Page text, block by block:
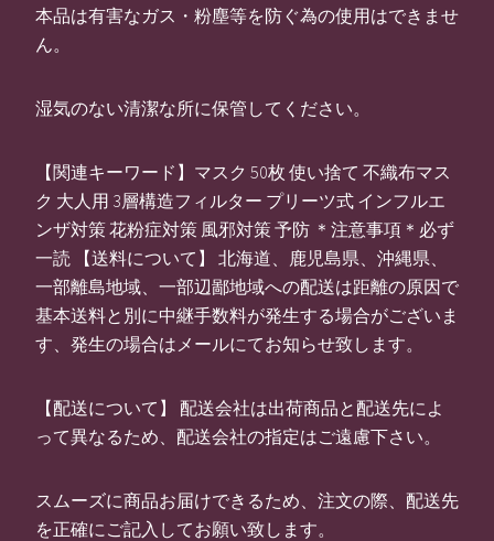
本品は有害なガス・粉塵等を防ぐ為の使用はできませ
ん。
湿気のない清潔な所に保管してください。
【関連キーワード】マスク 50枚 使い捨て 不織布マス
ク 大人用 3層構造フィルター プリーツ式 インフルエ
ンザ対策 花粉症対策 風邪対策 予防 ＊注意事項＊必ず
一読 【送料について】 北海道、鹿児島県、沖縄県、
一部離島地域、一部辺鄙地域への配送は距離の原因で
基本送料と別に中継手数料が発生する場合がございま
す、発生の場合はメールにてお知らせ致します。
【配送について】 配送会社は出荷商品と配送先によ
って異なるため、配送会社の指定はご遠慮下さい。
スムーズに商品お届けできるため、注文の際、配送先
を正確にご記入してお願い致します。